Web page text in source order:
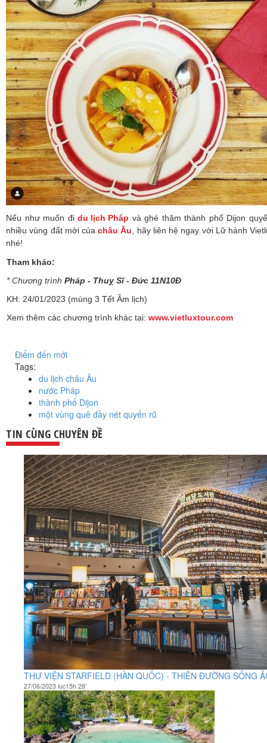
Nếu như muốn đidu lịch Pháp và ghé thăm thành phố Dijon
nhiều vùng đất mới củachâu Âu , hãy liên hệ ngay với Lữ hành
nhé!
Tham khảo:
* Chương trình Pháp - Thuỵ Sĩ - Đức 11N10Đ
KH: 24/01/2023 (mùng 3 Tết Âm lịch)
Xem thêm các chương trình khác tại: www.vietluxtour.com
Điểm đến mới
Tags:
du lịch châu Âu
nước Pháp
thành phố Dijon
một vùng quê đầy nét quyến rũ
TIN CÙNG CHUYÊN ĐỀ
THƯ VIỆN STARFIELD (HÀN QUỐC) - THIÊN ĐƯỜNG SỐNG
27/06/2023 lúc15h 28'